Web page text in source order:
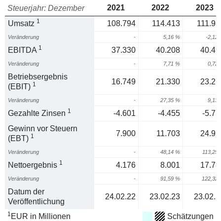
Steuerjahr: Dezember 2021 2022
2023
Umsatz 1 108.794 114.413
Veränderung - 5,16 % -2,12
EBITDA 1 37.330 40.208
Veränderung - 7,71 % 0,72
Betriebsergebnis
(EBIT) 1 16.749 21.330
Veränderung - 27,35 % 9,13
Gezahlte Zinsen 1 -4.601 -4.455
-
Gewinn vor Steuern
(EBT) 1 7.900 11.703
Veränderung - 48,14 % 113,25
Nettoergebnis 1 4.176 8.001
Veränderung - 91,59 % 122,32
Datum der
Veröffentlichung
24.02.22 23.02.23
1 EUR in Millionen Schätzungen